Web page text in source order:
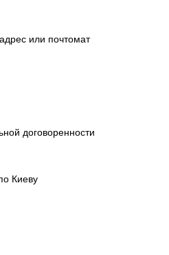
или почтомат
договоренности
Киеву